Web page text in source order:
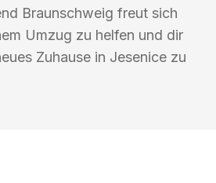
Braunschweig freut sich
Umzug zu helfen und dir
Zuhause in Jesenice zu